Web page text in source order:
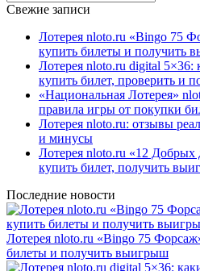
Свежие записи
Лотерея nloto.ru «Bingo 75
купить билеты и получить
Лотерея nloto.ru digital 5×36:
купить билет, проверить и
«Национальная Лотерея»
правила игры от покупки
Лотерея nloto.ru: отзывы
и минусы
Лотерея nloto.ru «12 Добрых
купить билет, получить
Последние новости
Лотерея nloto.ru «Bingo 75
билеты и получить выигрыш